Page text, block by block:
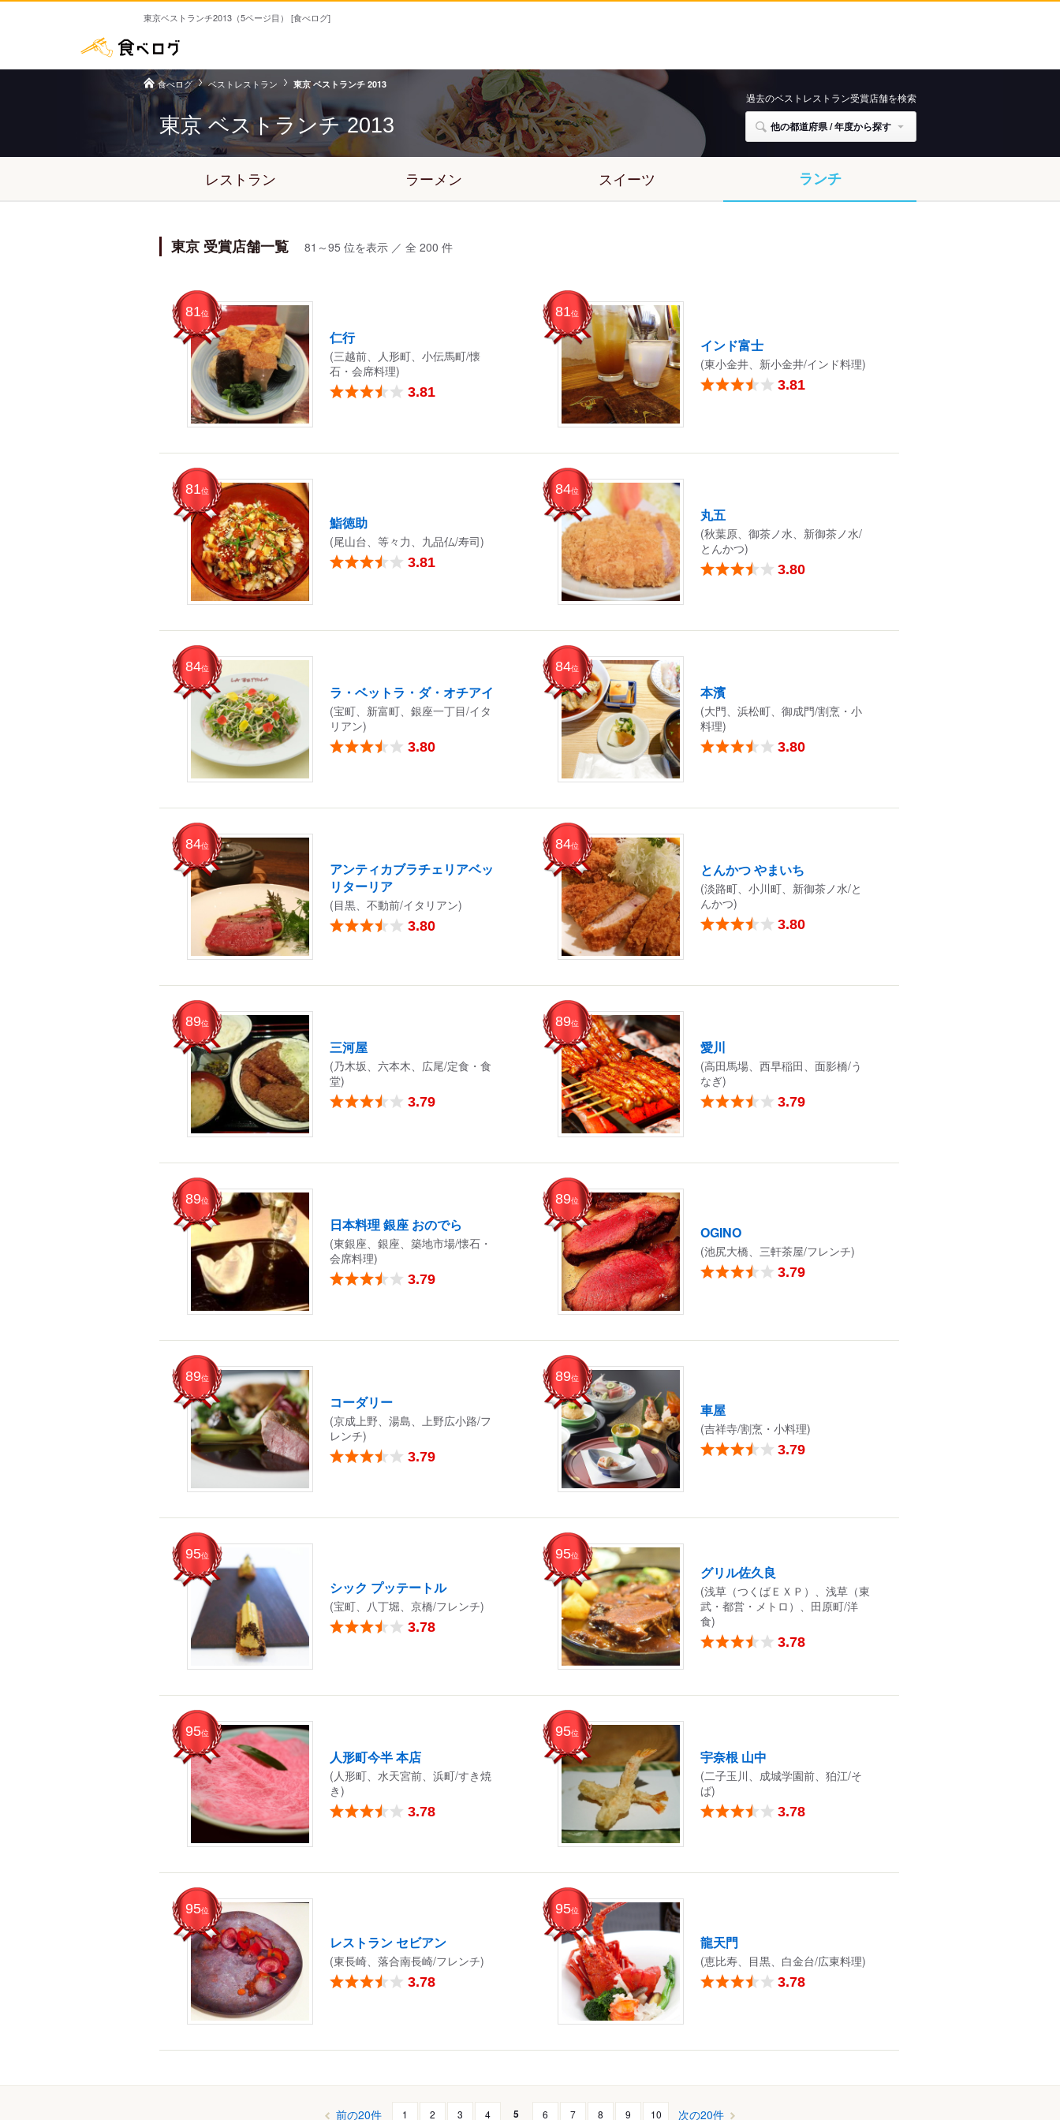
東京ベストランチ2013（5ページ目） [食べログ]
食べログ ベストレストラン 東京 ベストランチ 2013
東京 ベストランチ2013
過去のベストレストラン受賞店舗を検索
他の都道府県 / 年度から探す
レストラン ラーメン スイーツ ランチ
東京 受賞店舗一覧 81～95 位を表示 ／ 全 200 件
81位
仁行
(三越前、人形町、小伝馬町/懐
石・会席料理)
3.81
81位
インド富士
(東小金井、新小金井/インド料理)
3.81
81位
鮨徳助
(尾山台、等々力、九品仏/寿司)
3.81
84位
丸五
(秋葉原、御茶ノ水、新御茶ノ水/
とんかつ)
3.80
84位
ラ・ベットラ・ダ・オチアイ
(宝町、新富町、銀座一丁目/イタ
リアン)
3.80
84位
本濱
(大門、浜松町、御成門/割烹・小
料理)
3.80
84位
アンティカブラチェリアベッ
リターリア
(目黒、不動前/イタリアン)
3.80
84位
とんかつ やまいち
(淡路町、小川町、新御茶ノ水/と
んかつ)
3.80
89位
三河屋
(乃木坂、六本木、広尾/定食・食
堂)
3.79
89位
愛川
(高田馬場、西早稲田、面影橋/う
なぎ)
3.79
89位
日本料理 銀座 おのでら
(東銀座、銀座、築地市場/懐石・
会席料理)
3.79
89位
OGINO
(池尻大橋、三軒茶屋/フレンチ)
3.79
89位
コーダリー
(京成上野、湯島、上野広小路/フ
レンチ)
3.79
89位
車屋
(吉祥寺/割烹・小料理)
3.79
95位
シック プッテートル
(宝町、八丁堀、京橋/フレンチ)
3.78
95位
グリル佐久良
(浅草（つくばＥＸＰ）、浅草（東
武・都営・メトロ）、田原町/洋
食)
3.78
95位
人形町今半 本店
(人形町、水天宮前、浜町/すき焼
き)
3.78
95位
宇奈根 山中
(二子玉川、成城学園前、狛江/そ
ば)
3.78
95位
レストラン セビアン
(東長崎、落合南長崎/フレンチ)
3.78
95位
龍天門
(恵比寿、目黒、白金台/広東料理)
3.78
前の20件 1 2 3 4 5 6 7 8 9 10 次の20件